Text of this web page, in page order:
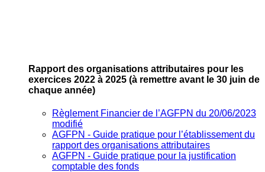
Rapport des organisations attributaires pour les
exercices 2022 à 2025 (à remettre avant le 30 juin de
chaque année)
Règlement Financier de l’AGFPN du 20/06/2023
modifié
AGFPN ‐ Guide pratique pour l’établissement du
rapport des organisations attributaires
AGFPN ‐ Guide pratique pour la justification
comptable des fonds